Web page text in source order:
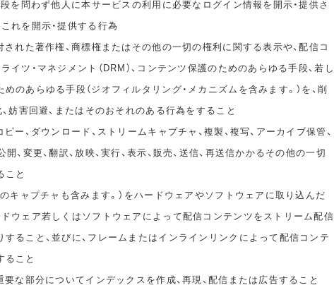
を問わず他人に本サービスの利用に必要なログイン情報を開示・提供さ
れを開示・提供する行為
れた著作権、商標権またはその他の一切の権利に関する表示や、配信コ
イツ・マネジメント（DRM）、コンテンツ保護のためのあらゆる手段、若し
のあらゆる手段（ジオフィルタリング・メカニズムを含みます。）を、削
、妨害回避、またはそのおそれのある行為をすること
ー、ダウンロード、ストリームキャプチャ、複製、複写、アーカイブ保管、
開、変更、翻訳、放映、実行、表示、販売、送信、再送信かかるその他の一切
こと
キャプチャも含みます。）をハードウェアやソフトウェアに取り込んだ
ドウェア若しくはソフトウェアによって配信コンテンツをストリーム配信
ること、並びに、フレームまたはインラインリンクによって配信コンテ
ること
な部分についてインデックスを作成、再現、配信または広告すること